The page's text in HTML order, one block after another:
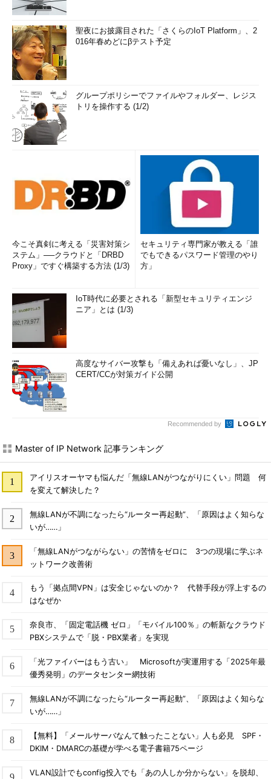
聖夜にお披露目された「さくらのIoT Platform」、2
016年春めどにβテスト予定
グループポリシーでファイルやフォルダー、レジス
トリを操作する (1/2)
今こそ真剣に考える「災害対策シ
ステム」──クラウドと「DRBD
Proxy」ですぐ構築する方法 (1/3)
セキュリティ専門家が教える「誰
でもできるパスワード管理のやり
方」
IoT時代に必要とされる「新型セキュリティエンジ
ニア」とは (1/3)
高度なサイバー攻撃も「備えあれば憂いなし」、JP
CERT/CCが対策ガイド公開
Recommended by
Master of IP Network 記事ランキング
アイリスオーヤマも悩んだ「無線LANがつながりにくい」問題 何
を変えて解決した？
無線LANが不調になったら“ルーター再起動”、「原因はよく知らな
いが……」
「無線LANがつながらない」の苦情をゼロに 3つの現場に学ぶネ
ットワーク改善術
もう「拠点間VPN」は安全じゃないのか？ 代替手段が浮上するの
はなぜか
奈良市、「固定電話機 ゼロ」「モバイル100％」の斬新なクラウド
PBXシステムで「脱・PBX業者」を実現
「光ファイバーはもう古い」 Microsoftが実運用する「2025年最
優秀発明」のデータセンター網技術
無線LANが不調になったら“ルーター再起動”、「原因はよく知らな
いが……」
【無料】「メールサーバなんて触ったことない」人も必見 SPF・
DKIM・DMARCの基礎が学べる電子書籍75ページ
VLAN設計でもconfig投入でも「あの人しか分からない」を脱却、